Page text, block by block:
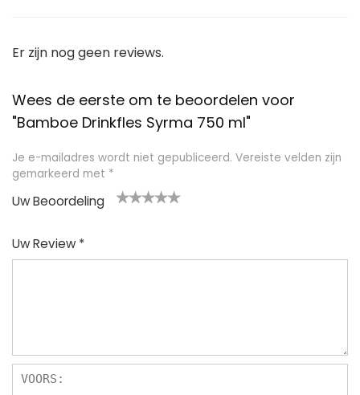
Er zijn nog geen reviews.
Wees de eerste om te beoordelen voor
"Bamboe Drinkfles Syrma 750 ml"
Je e-mailadres wordt niet gepubliceerd. Vereiste velden zijn
gemarkeerd met *
Uw Beoordeling
Uw Review *